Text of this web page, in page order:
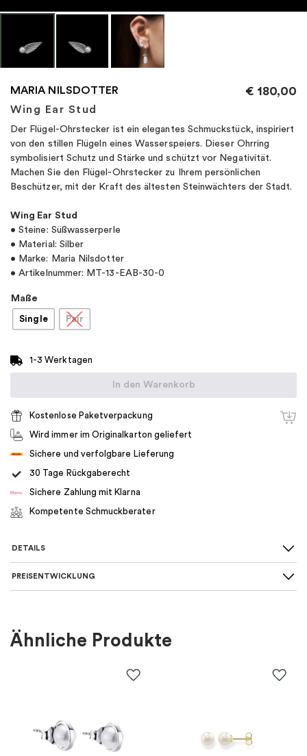
MARIA NILSDOTTER
Wing Ear Stud
€ 180,00
Der Flügel-Ohrstecker ist ein elegantes Schmuckstück, inspiriert
von den stillen Flügeln eines Wasserspeiers. Dieser Ohrring
symbolisiert Schutz und Stärke und schützt vor Negativität.
Machen Sie den Flügel-Ohrstecker zu Ihrem persönlichen
Beschützer, mit der Kraft des ältesten Steinwächters der Stadt.
Wing Ear Stud
• Steine: Süßwasserperle
• Material: Silber
• Marke: Maria Nilsdotter
• Artikelnummer: MT-13-EAB-30-0
Maße
Single Pair
1-3 Werktagen
In den Warenkorb
Kostenlose Paketverpackung
Wird immer im Originalkarton geliefert
Sichere und verfolgbare Lieferung
30 Tage Rückgaberecht
Sichere Zahlung mit Klarna
Kompetente Schmuckberater
DETAILS
Art des Ohrrings
Thema:
PREISENTWICKLUNG
Ähnliche Produkte